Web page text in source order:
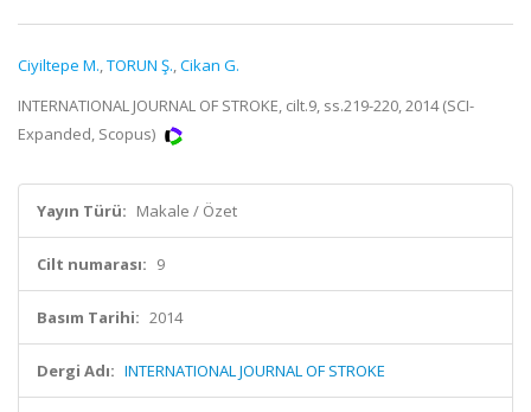
Ciyiltepe M.,TORUN Ş.,Cikan G.
INTERNATIONAL JOURNAL OF STROKE, cilt.9, ss.219-220, 2014 (SCI-
Expanded, Scopus)
Yayın Türü: Makale / Özet
Cilt numarası: 9
Basım Tarihi: 2014
Dergi Adı: INTERNATIONAL JOURNAL OF STROKE